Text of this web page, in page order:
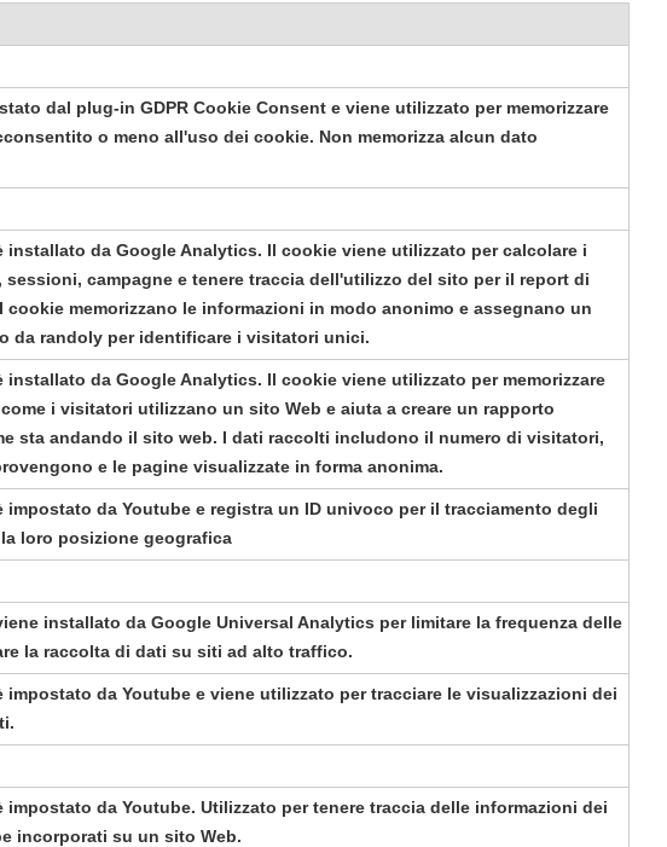
dal plug-in GDPR Cookie Consent e viene utilizzato per memorizzare
o meno all'uso dei cookie. Non memorizza alcun dato
installato da Google Analytics. Il cookie viene utilizzato per calcolare i
campagne e tenere traccia dell'utilizzo del sito per il report di
cookie memorizzano le informazioni in modo anonimo e assegnano un
da randoly per identificare i visitatori unici.
installato da Google Analytics. Il cookie viene utilizzato per memorizzare
i visitatori utilizzano un sito Web e aiuta a creare un rapporto
sta andando il sito web. I dati raccolti includono il numero di visitatori,
e le pagine visualizzate in forma anonima.
impostato da Youtube e registra un ID univoco per il tracciamento degli
loro posizione geografica
installato da Google Universal Analytics per limitare la frequenza delle
la raccolta di dati su siti ad alto traffico.
impostato da Youtube e viene utilizzato per tracciare le visualizzazioni dei
impostato da Youtube. Utilizzato per tenere traccia delle informazioni dei
incorporati su un sito Web.